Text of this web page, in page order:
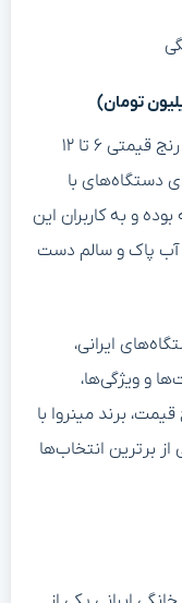
دستگاه‌های تصفیه آب ایرانی معمولاً در رنج قیمتی ۶ تا ۱۲
دستگاه‌های با
و به کاربران این
آب پاک و سالم دست
ایرانی،
و ویژگی‌ها،
برند مینروا با
از برترین انتخاب‌ها